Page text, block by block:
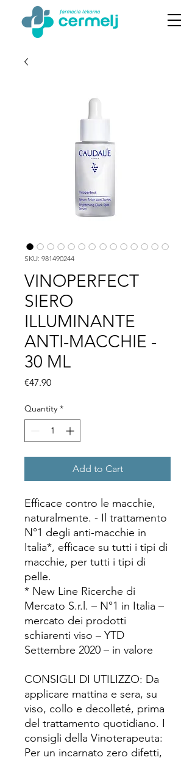
SKU: 981490244
VINOPERFECT
SIERO
ILLUMINANTE
ANTI-MACCHIE -
30 ML
€47.90Price
Quantity *
Add to Cart
Efficace contro le macchie,
naturalmente. - Il trattamento
N°1 degli anti-macchie in
Italia*, efficace su tutti i tipi di
macchie, per tutti i tipi di
pelle.
* New Line Ricerche di
Mercato S.r.l. – N°1 in Italia –
mercato dei prodotti
schiarenti viso – YTD
Settembre 2020 – in valore
CONSIGLI DI UTILIZZO: Da
applicare mattina e sera, su
viso, collo e decolleté, prima
del trattamento quotidiano. I
consigli della Vinoterapeuta:
Per un incarnato zero difetti,